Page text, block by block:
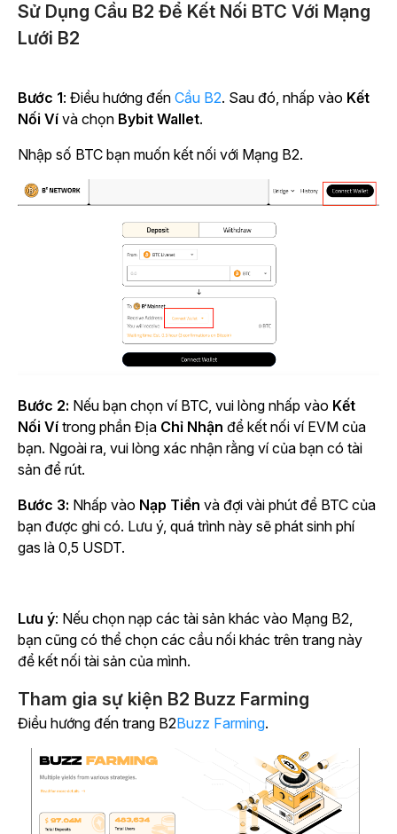
Sử Dụng Cầu B2 Để Kết Nối BTC Với Mạng
Lưới B2
Bước 1: Điều hướng đến Cầu B2. Sau đó, nhấp vào Kết
Nối Ví và chọn Bybit Wallet.
Nhập số BTC bạn muốn kết nối với Mạng B2.
Bước 2: Nếu bạn chọn ví BTC, vui lòng nhấp vào Kết
Nối Ví trong phần Địa Chỉ Nhận để kết nối ví EVM của
bạn. Ngoài ra, vui lòng xác nhận rằng ví của bạn có tài
sản để rút.
Bước 3: Nhấp vào Nạp Tiền và đợi vài phút để BTC của
bạn được ghi có. Lưu ý, quá trình này sẽ phát sinh phí
gas là 0,5 USDT.
Lưu ý: Nếu chọn nạp các tài sản khác vào Mạng B2,
bạn cũng có thể chọn các cầu nối khác trên trang này
để kết nối tài sản của mình.
Tham gia sự kiện B2 Buzz Farming
Điều hướng đến trang B2Buzz Farming.